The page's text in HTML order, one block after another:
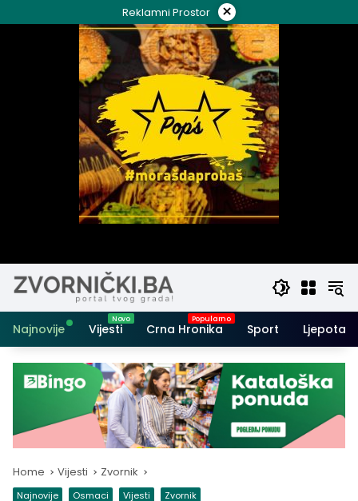
to
Reklamni Prostor ×
Najnovije Vijesti Crna Hronika Sport Ljepota i
Home Vijesti Zvornik
Najnovije Osmaci Vijesti Zvornik